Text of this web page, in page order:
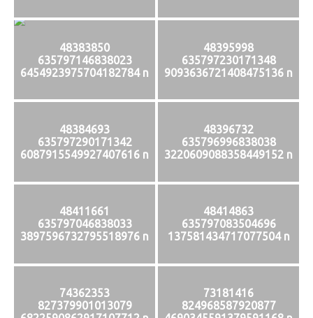
48383850
635797146838023
6454923975704182784 n
48395998
635797230171348
9093636721408475136 n
48384693
635797290171342
6087915549927407616 n
48396732
635796996838038
3220609088358449152 n
48411661
635797046838033
3897596732795518976 n
48414863
635797083504696
137581434717077504 n
74362353
827379901013079
73181416
824968587920877